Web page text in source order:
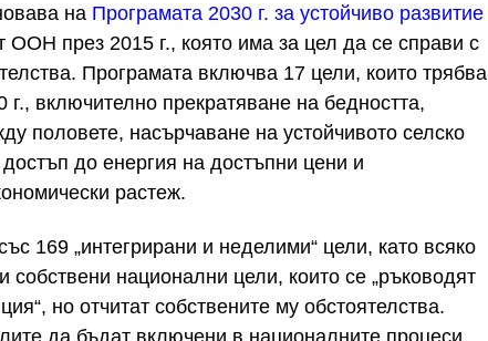
на Програмата 2030 г. за устойчиво развитие
ООН през 2015 г., която има за цел да се справи с
Програмата включва 17 цели, които трябва
г., включително прекратяване на бедността,
половете, насърчаване на устойчивото селско
до енергия на достъпни цени и
растеж.
169 „интегрирани и неделими“ цели, като всяко
собствени национални цели, които се „ръководят
но отчитат собствените му обстоятелства.